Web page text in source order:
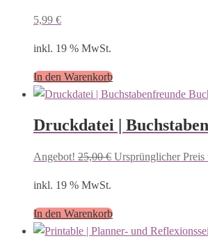
5,99 €
inkl. 19 % MwSt.
In den Warenkorb
Druckdatei |
Angebot! 25,00€ Ursprünglicher
inkl. 19 % MwSt.
In den Warenkorb